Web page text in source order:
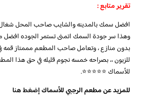
تقرير متابع :
افضل سمك بالمدينه والشايب صاحب المحل
وهذا سر جودة السمك اتمنى تستمر الجوده
بدون منازع ، وتعامل صاحب المطعم مممتاز قمه
للزبون ،، بصراحه خمسه نجوم قليله في حق هذا
للأسماك ⭐️⭐️⭐️⭐️⭐️.
للمزيد عن مطعم الرجبي للأسماكإضغط هنا